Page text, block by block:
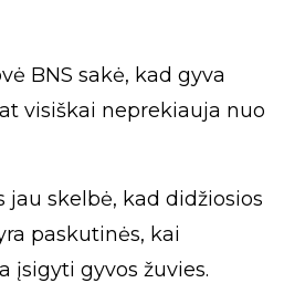
BNS sakė, kad gyva
visiškai neprekiauja nuo
skelbė, kad didžiosios
paskutinės, kai
įsigyti gyvos žuvies.